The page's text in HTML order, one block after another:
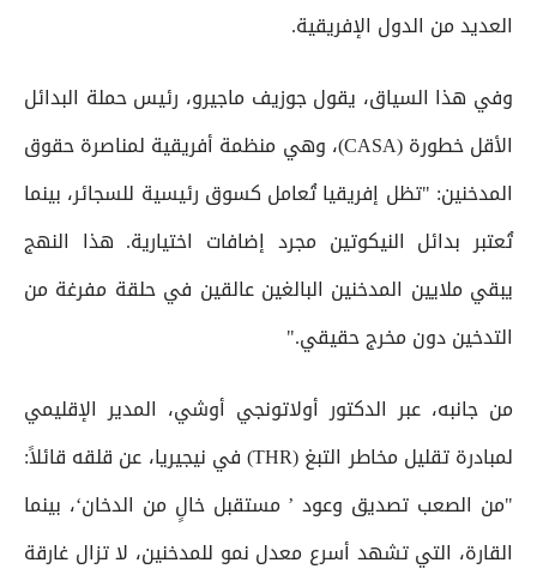
العديد من الدول الإفريقية.
وفي هذا السياق، يقول جوزيف ماجيرو، رئيس حملة البدائل
الأقل خطورة (CASA)، وهي منظمة أفريقية لمناصرة حقوق
المدخنين: "تظل إفريقيا تُعامل كسوق رئيسية للسجائر، بينما
تُعتبر بدائل النيكوتين مجرد إضافات اختيارية. هذا النهج
يبقي ملايين المدخنين البالغين عالقين في حلقة مفرغة من
التدخين دون مخرج حقيقي."
من جانبه، عبر الدكتور أولاتونجي أوشي، المدير الإقليمي
لمبادرة تقليل مخاطر التبغ (THR) في نيجيريا، عن قلقه قائلاً:
"من الصعب تصديق وعود ’ مستقبل خالٍ من الدخان‘، بينما
القارة، التي تشهد أسرع معدل نمو للمدخنين، لا تزال غارقة